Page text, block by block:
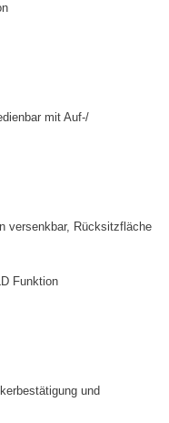
mit Auf-/
versenkbar, Rücksitzfläche
Funktion
und